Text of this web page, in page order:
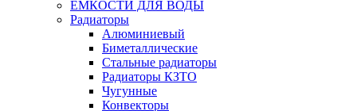
ЁМКОСТИ ДЛЯ ВОДЫ
Радиаторы
Алюминиевый
Биметаллические
Стальные радиаторы
Радиаторы КЗТО
Чугунные
Конвекторы